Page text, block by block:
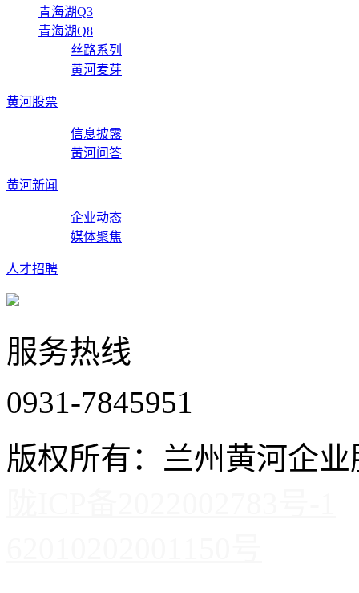
青海湖Q3
青海湖Q8
丝路系列
黄河麦芽
黄河股票
信息披露
黄河问答
黄河新闻
企业动态
媒体聚焦
人才招聘
服务热线
0931-7845951
版权所有：兰州黄河